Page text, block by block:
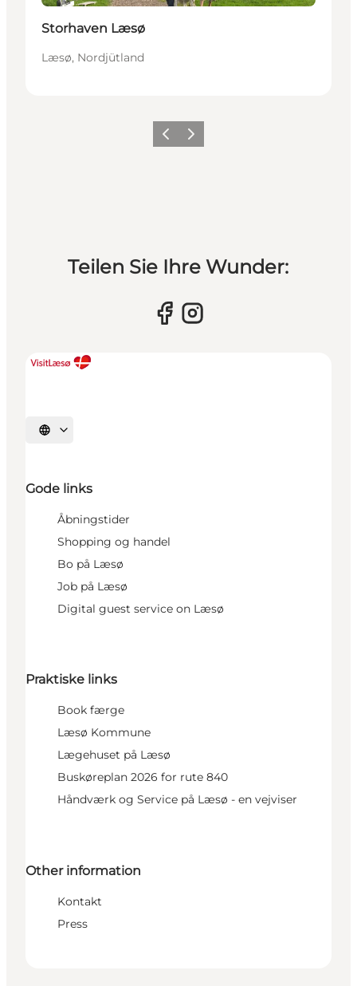
Storhaven Læsø
Læsø, Nordjütland
Vorherige Folie
Nächste Folie
Teilen Sie Ihre Wunder:
Sprache auswählen
Gode links
Åbningstider
Shopping og handel
Bo på Læsø
Job på Læsø
Digital guest service on Læsø
Praktiske links
Book færge
Læsø Kommune
Lægehuset på Læsø
Buskøreplan 2026 for rute 840
Håndværk og Service på Læsø - en vejviser
Other information
Kontakt
Press